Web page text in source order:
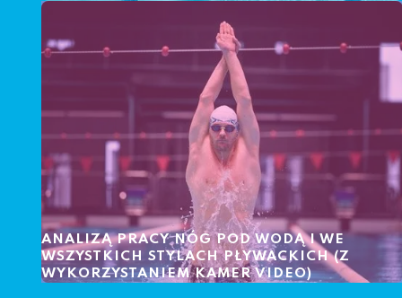
ANALIZĄ PRACY NÓG POD WODĄ I WE
WSZYSTKICH STYLACH PŁYWACKICH (Z
WYKORZYSTANIEM KAMER VIDEO)